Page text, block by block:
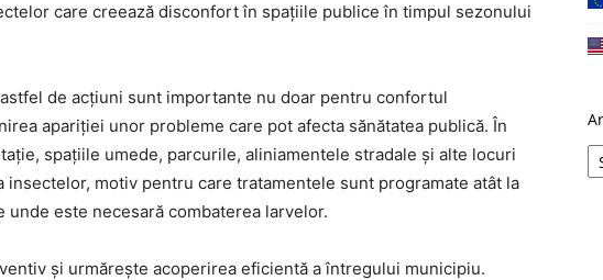
care creează disconfort în spațiile publice în timpul sezonului
de acțiuni sunt importante nu doar pentru confortul
apariției unor probleme care pot afecta sănătatea publică. În
spațiile umede, parcurile, aliniamentele stradale și alte locuri
motiv pentru care tratamentele sunt programate atât la
este necesară combaterea larvelor.
și urmărește acoperirea eficientă a întregului municipiu.